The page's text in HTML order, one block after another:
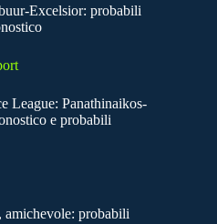
Excelsior: probabili
League: Panathinaikos-
e probabili
amichevole: probabili